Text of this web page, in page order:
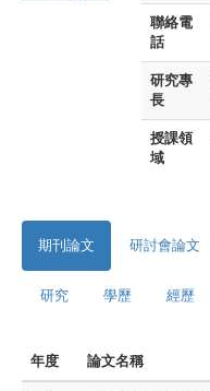
聯絡電
話
研究專
長
授課領
域
期刊論文 研討會論文
研究 學歷 經歷
年度 論文名稱